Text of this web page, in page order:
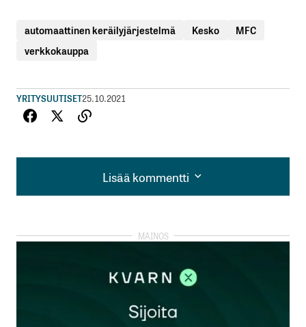
automaattinen keräilyjärjestelmä Kesko
MFC
verkkokauppa
YRITYSUUTISET25.10.2021
Lisää kommentti
Lisää kommentti
kirjautua
rekisteröityä